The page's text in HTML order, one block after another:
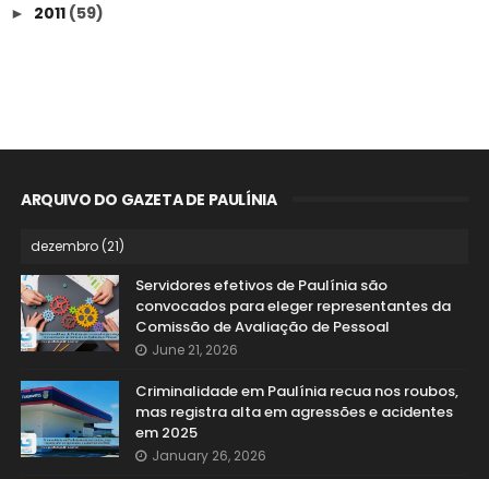
► 2011 (59)
ARQUIVO DO GAZETA DE PAULÍNIA
Servidores efetivos de Paulínia são
convocados para eleger representantes da
Comissão de Avaliação de Pessoal
June 21, 2026
Criminalidade em Paulínia recua nos roubos,
mas registra alta em agressões e acidentes
em 2025
January 26, 2026